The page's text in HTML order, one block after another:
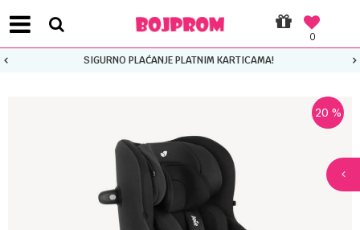
0
SIGURNO PLAĆANJE PLATNIM KARTICAMA!
20 %